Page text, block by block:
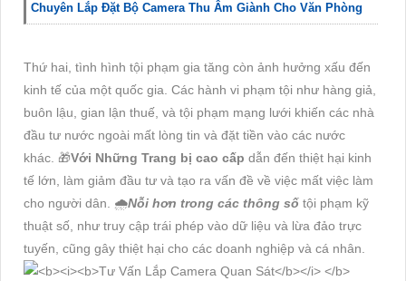
Chuyên Lắp Đặt Bộ Camera Thu Âm Giành Cho Văn Phòng
Thứ hai, tình hình tội phạm gia tăng còn ảnh hưởng xấu đến
kinh tế của một quốc gia. Các hành vi phạm tội như hàng giả,
buôn lậu, gian lận thuế, và tội phạm mạng lưới khiến các nhà
đầu tư nước ngoài mất lòng tin và đặt tiền vào các nước
khác. 🎁Với Những Trang bị cao cấp dẫn đến thiệt hại kinh
tế lớn, làm giảm đầu tư và tạo ra vấn đề về việc mất việc làm
cho người dân. 🌧️Nỗi hơn trong các thông số tội phạm kỹ
thuật số, như truy cập trái phép vào dữ liệu và lừa đảo trực
tuyến, cũng gây thiệt hại cho các doanh nghiệp và cá nhân.